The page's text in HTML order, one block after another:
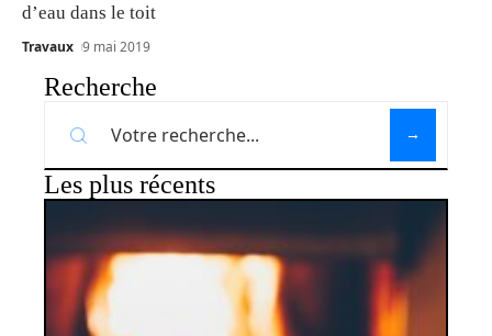
d’eau dans le toit
Travaux 9 mai 2019
Recherche
Les plus récents